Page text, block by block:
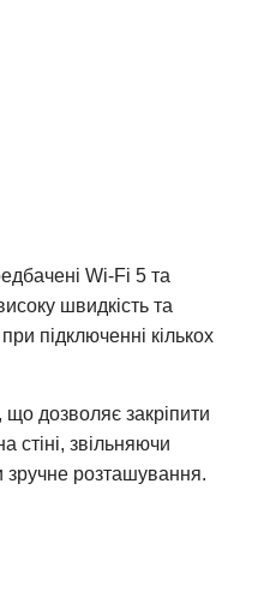
Wi-Fi 5 та
швидкість та
підключенні кількох
дозволяє закріпити
стіні, звільняючи
зручне розташування.